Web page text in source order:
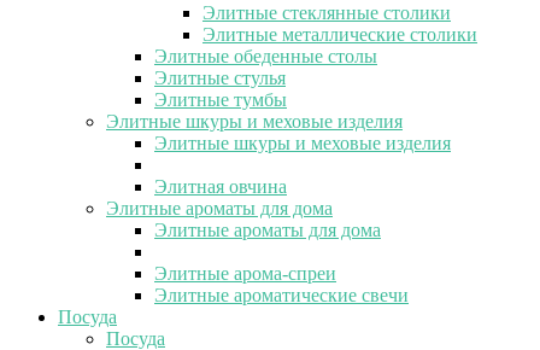
Элитные стеклянные столики
Элитные металлические столики
Элитные обеденные столы
Элитные стулья
Элитные тумбы
Элитные шкуры и меховые изделия
Элитные шкуры и меховые изделия
Элитная овчина
Элитные ароматы для дома
Элитные ароматы для дома
Элитные арома-спреи
Элитные ароматические свечи
Посуда
Посуда